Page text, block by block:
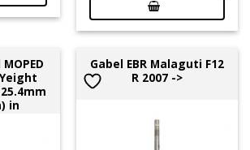
in
Gabel EBR Malaguti F12
R 2007 ->